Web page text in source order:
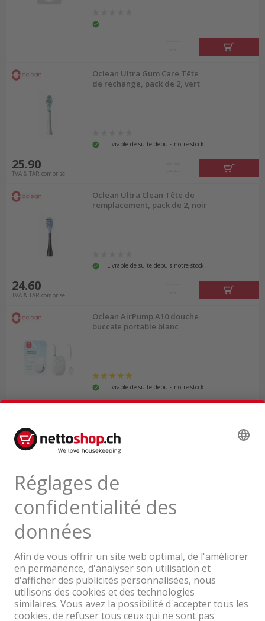
Oclean Ultra Gum Care Tête
de rechange, pack de 2, vert
Livrable de suite depuis notre stock
25.90
TVA & TAR comprise
Oclean Ultra Clean Tête de
remplacement, pack de 2, noir
Livrable de suite depuis notre stock
24.60
TVA & TAR comprise
Oclean AirPump A10 douche
buccale portable blanc
Livrable de suite depuis notre stock
70.00
Découvrez tous les produits
Une entreprise du Groupe Coop